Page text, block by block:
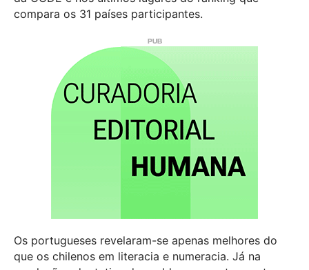
compara os 31 países participantes.
Os portugueses revelaram-se apenas melhores do
que os chilenos em literacia e numeracia. Já na